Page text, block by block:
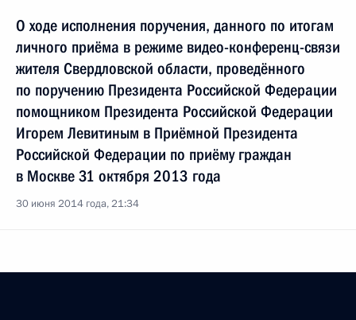
О ходе исполнения поручения, данного по итогам
личного приёма в режиме видео-конференц-связи
жителя Свердловской области, проведённого
по поручению Президента Российской Федерации
помощником Президента Российской Федерации
Игорем Левитиным в Приёмной Президента
Российской Федерации по приёму граждан
в Москве 31 октября 2013 года
30 июня 2014 года, 21:34